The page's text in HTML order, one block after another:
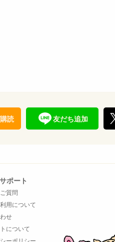
読 友だち追加
ポート
質問
用について
せ
について
ーポリシー